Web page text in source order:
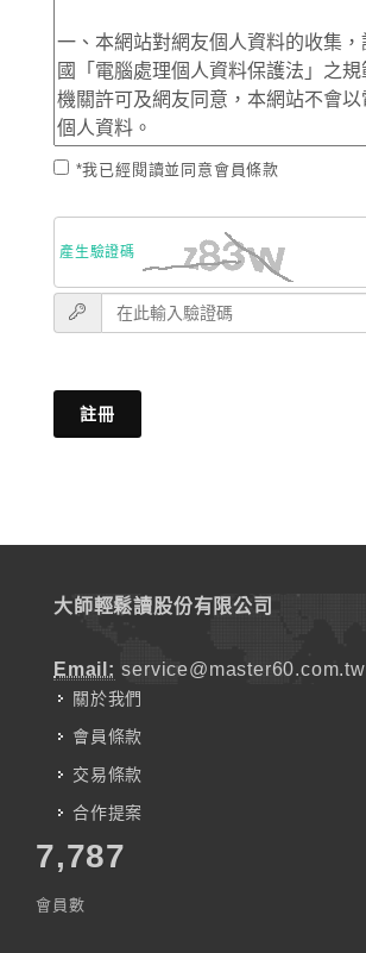
*我已經閱讀並同意會員條款
產生驗證碼
註冊
大師輕鬆讀股份有限公司
Email: service@master60.com.tw
關於我們
會員條款
交易條款
合作提案
7,787
會員數